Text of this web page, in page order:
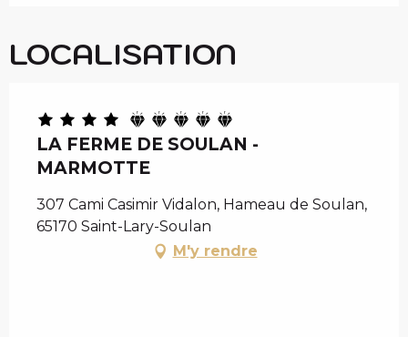
LOCALISATION
LA FERME DE SOULAN -
MARMOTTE
307 Cami Casimir Vidalon, Hameau de Soulan,
65170 Saint-Lary-Soulan
M'y rendre